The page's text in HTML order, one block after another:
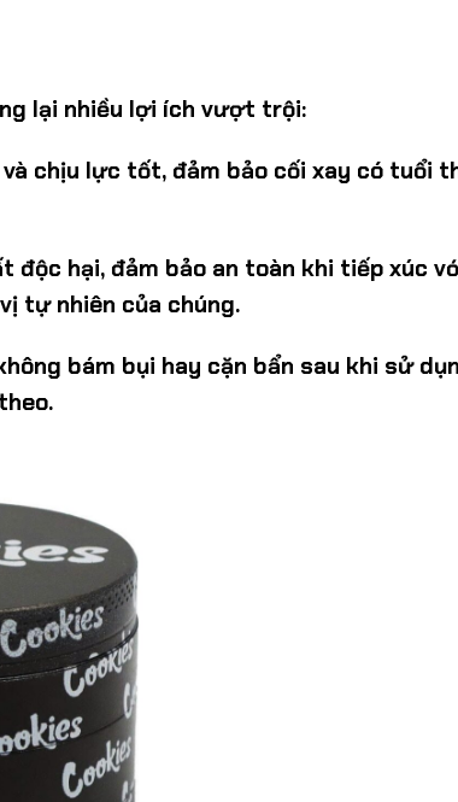
lại nhiều lợi ích vượt trội:
chịu lực tốt, đảm bảo cối xay có tuổi
độc hại, đảm bảo an toàn khi tiếp xúc
tự nhiên của chúng.
bám bụi hay cặn bẩn sau khi sử